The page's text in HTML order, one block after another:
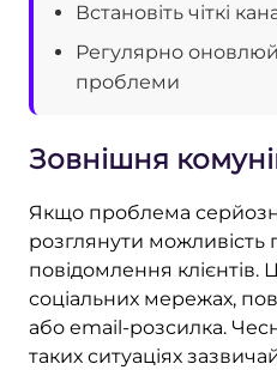
Встановіть чіткі
Регулярно
проблеми
Зовнішня
Якщо проблема
розглянути можливість
повідомлення
соціальних мережах,
або email-розсилка.
таких ситуаціях